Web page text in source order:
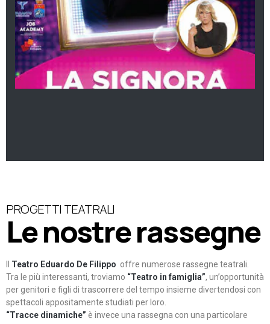
PROGETTI TEATRALI
Le nostre rassegne
Teatro Eduardo De Filippo offre numerose rassegne teatrali.
Tra le più interessanti, troviamo “Teatro in famiglia”, un’opportunità
per genitori e figli di trascorrere del tempo insieme divertendosi con
spettacoli appositamente studiati per loro.
“Tracce dinamiche” è invece una rassegna con una particolare